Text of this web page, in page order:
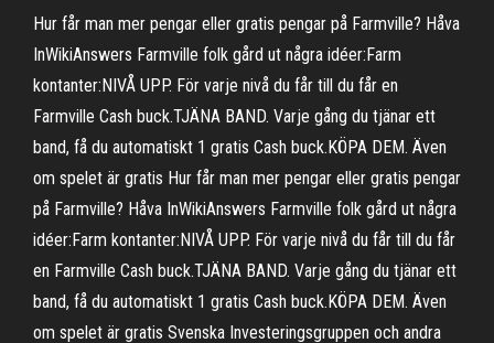
Hur får man mer pengar eller gratis pengar på Farmville? Håva
InWikiAnswers Farmville folk gård ut några idéer:Farm
kontanter:NIVÅ UPP. För varje nivå du får till du får en
Farmville Cash buck.TJÄNA BAND. Varje gång du tjänar ett
band, få du automatiskt 1 gratis Cash buck.KÖPA DEM. Även
om spelet är gratis Hur får man mer pengar eller gratis pengar
på Farmville? Håva InWikiAnswers Farmville folk gård ut några
idéer:Farm kontanter:NIVÅ UPP. För varje nivå du får till du får
en Farmville Cash buck.TJÄNA BAND. Varje gång du tjänar ett
band, få du automatiskt 1 gratis Cash buck.KÖPA DEM. Även
om spelet är gratis Svenska Investeringsgruppen och andra